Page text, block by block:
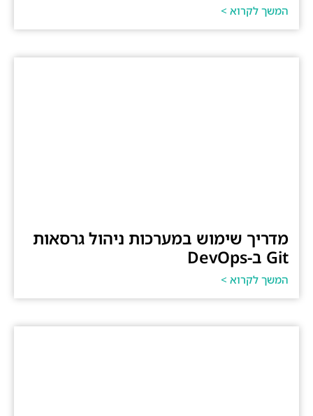
המשך לקרוא >
מדריך שימוש במערכות ניהול גרסאות
Git ב-DevOps
המשך לקרוא >